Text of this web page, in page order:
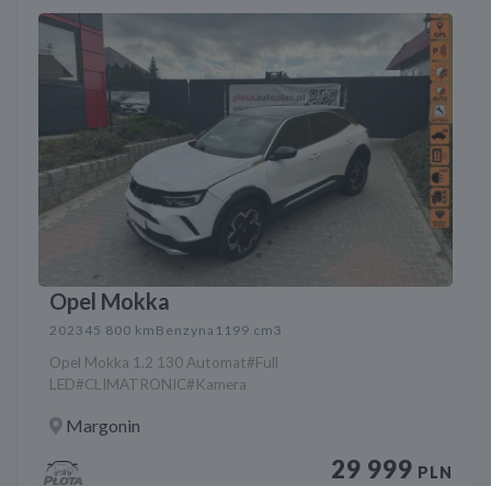
Opel Mokka
2023 45 800 km Benzyna 1199 cm3
Opel Mokka 1.2 130 Automat#Full
LED#CLIMATRONIC#Kamera
Margonin
29 999 PLN